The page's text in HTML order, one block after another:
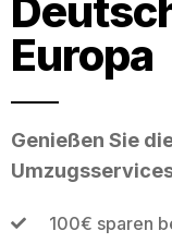
Europa
Genießen Sie
100€ sparen